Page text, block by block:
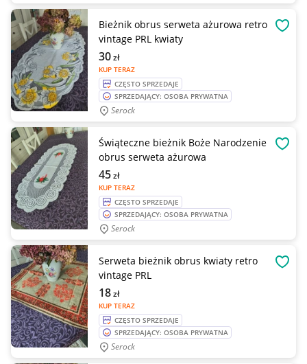
Bieżnik obrus serweta ażurowa retro
vintage PRL kwiaty
KUP TERAZ
30zł
CZĘSTO SPRZEDAJE
SPRZEDAJĄCY: OSOBA PRYWATNA
Serock
Świąteczne bieżnik Boże Narodzenie
obrus serweta ażurowa
KUP TERAZ
45zł
CZĘSTO SPRZEDAJE
SPRZEDAJĄCY: OSOBA PRYWATNA
Serock
Serweta bieżnik obrus kwiaty retro
vintage PRL
KUP TERAZ
18zł
CZĘSTO SPRZEDAJE
SPRZEDAJĄCY: OSOBA PRYWATNA
Serock